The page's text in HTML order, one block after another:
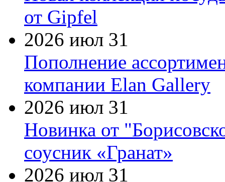
от Gipfel
2026 июл 31
Пополнение
компании Elan Gallery
2026 июл 31
Новинка от
соусник «Гранат»
2026 июл 31